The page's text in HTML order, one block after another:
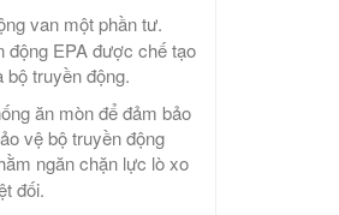
van một phần tư.
động EPA được chế tạo
truyền động.
ăn mòn để đảm bảo
vệ bộ truyền động
ngăn chặn lực lò xo
đối.